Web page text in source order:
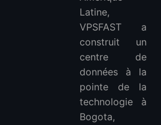
Latine,
VPSFAST a
construit un
centre de
données à la
pointe de la
technologie à
Bogota,